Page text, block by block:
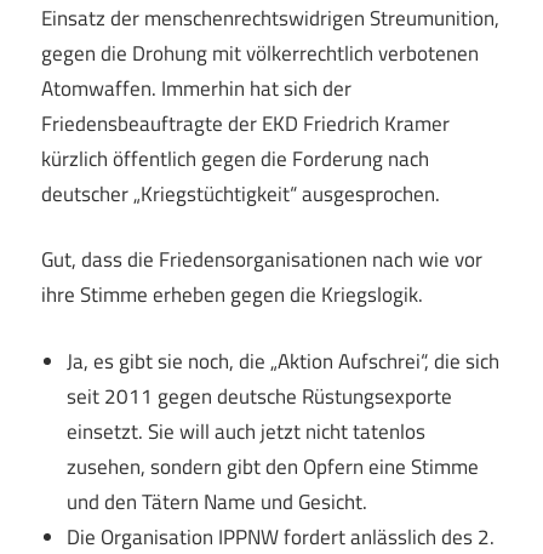
Einsatz der menschenrechtswidrigen Streumunition,
gegen die Drohung mit völkerrechtlich verbotenen
Atomwaffen. Immerhin hat sich der
Friedensbeauftragte der EKD Friedrich Kramer
kürzlich öffentlich gegen die Forderung nach
deutscher „Kriegstüchtigkeit“ ausgesprochen.
Gut, dass die Friedensorganisationen nach wie vor
ihre Stimme erheben gegen die Kriegslogik.
Ja, es gibt sie noch, die „Aktion Aufschrei“, die sich
seit 2011 gegen deutsche Rüstungsexporte
einsetzt. Sie will auch jetzt nicht tatenlos
zusehen, sondern gibt den Opfern eine Stimme
und den Tätern Name und Gesicht.
Die Organisation IPPNW fordert anlässlich des 2.